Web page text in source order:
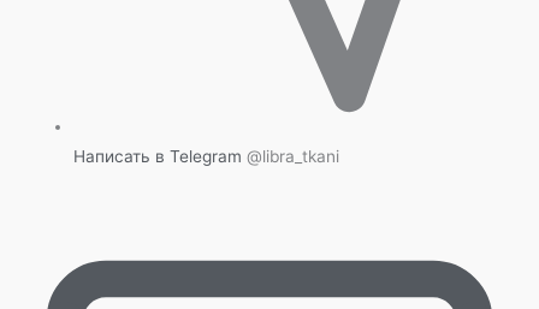
Написать в Telegram @libra_tkani